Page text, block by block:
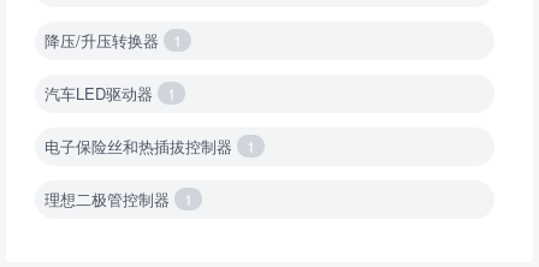
降压/升压转换器 1
汽车LED驱动器 1
电子保险丝和热插拔控制器 1
理想二极管控制器 1